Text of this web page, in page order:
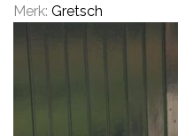
ACCESSOIRES
Merk: Gretsch